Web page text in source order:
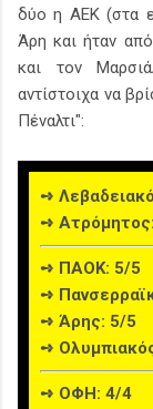
δύο η ΑΕΚ (στα
Άρη και ήταν
και τον
αντίστοιχα να
Πέναλτι":
➺
➺
➺ ΠΑΟΚ: 5/5
➺
➺ Άρης: 5/5
➺
➺ ΟΦΗ: 4/4